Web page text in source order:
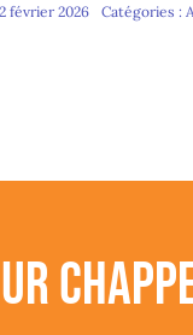
février 2026 Catégories :